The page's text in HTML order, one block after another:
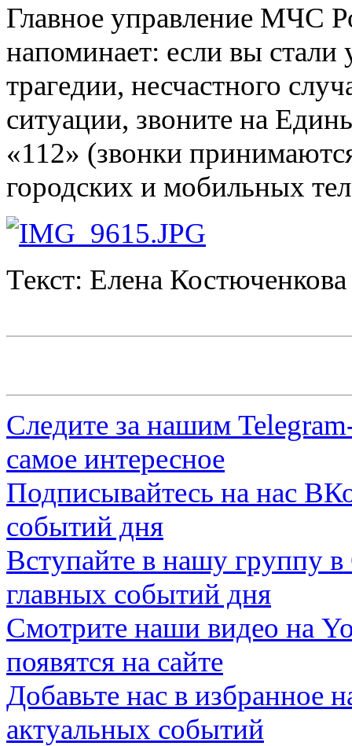
Главное управление МЧС
напоминает: если вы стали
трагедии, несчастного
ситуации, звоните на
«112» (звонки
городских и мобильных
Текст: Елена Костюченкова
Следите за нашим
самое интересное
Подписывайтесь на нас
событий дня
Вступайте в нашу группу в
главных событий дня
Смотрите наши видео на
появятся на сайте
Добавьте нас в избранное
актуальных событий